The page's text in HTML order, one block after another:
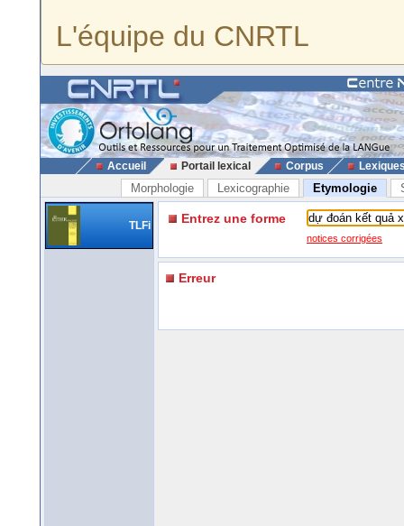
L'équipe du CNRTL
Accueil Portail lexical Corpus
Morphologie Lexicographie Etymologie
TLFi Entrez une forme
notices corrigées
Erreur